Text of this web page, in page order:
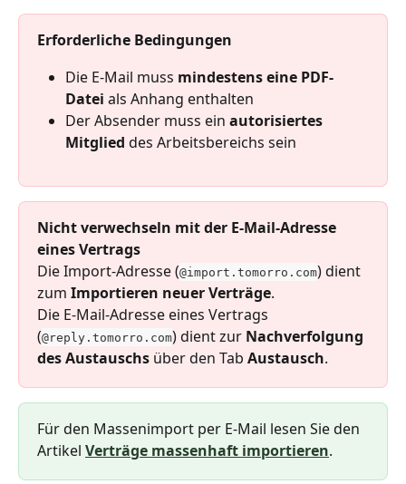
Erforderliche Bedingungen
Die E-Mail muss mindestens eine PDF-
Datei als Anhang enthalten
Der Absender muss ein autorisiertes
Mitglied des Arbeitsbereichs sein
Nicht verwechseln mit der E-Mail-Adresse
eines Vertrags
Die Import-Adresse (@import.tomorro.com) dient
zum Importieren neuer Verträge.
Die E-Mail-Adresse eines Vertrags
(@reply.tomorro.com) dient zur Nachverfolgung
des Austauschs über den Tab Austausch.
Für den Massenimport per E-Mail lesen Sie den
Artikel Verträge massenhaft importieren.